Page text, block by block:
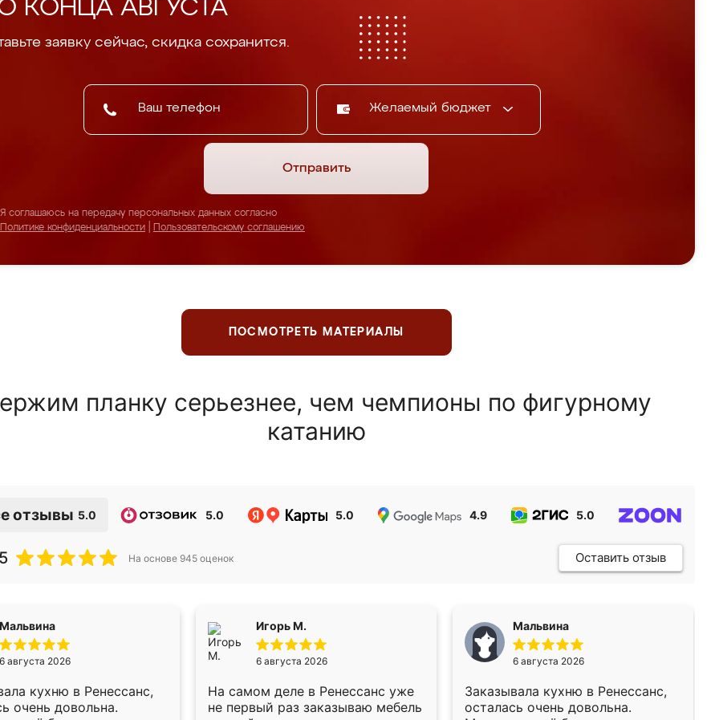
КОНЦА АВГУСТА
заявку сейчас, скидка сохранится.
Желаемый бюджет
Отправить
Я соглашаюсь на передачу персональных данных согласно
Политике конфиденциальности
Пользовательскому соглашению
ПОСМОТРЕТЬ МАТЕРИАЛЫ
планку серьезнее, чем чемпионы по фигурному
катанию
отзывы 5.0 5.0 5.0 4.9 5.0
На основе 945 оценок Оставить отзыв
Мальвина
6 августа 2026
кухню в Ренессанс,
очень довольна.
Игорь М.
6 августа 2026
На самом деле в Ренессанс уже
не первый раз заказываю мебель
Мальвина
6 августа 2026
Заказывала кухню в Ренессанс,
осталась очень довольна.